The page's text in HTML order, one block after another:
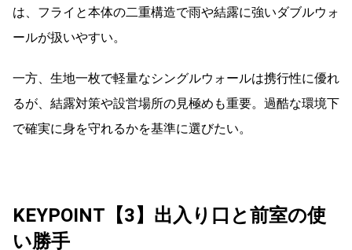
は、フライと本体の二重構造で雨や結露に強いダブルウォ
ールが扱いやすい。
一方、生地一枚で軽量なシングルウォールは携行性に優れ
るが、結露対策や設営場所の見極めも重要。過酷な環境下
で確実に身を守れるかを基準に選びたい。
KEYPOINT【3】出入り口と前室の使
い勝手